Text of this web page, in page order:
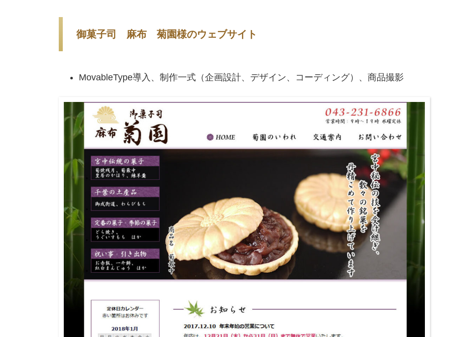
御菓子司 麻布 菊園様のウェブサイト
MovableType導入、制作一式（企画設計、デザイン、コーディング）、商品撮影